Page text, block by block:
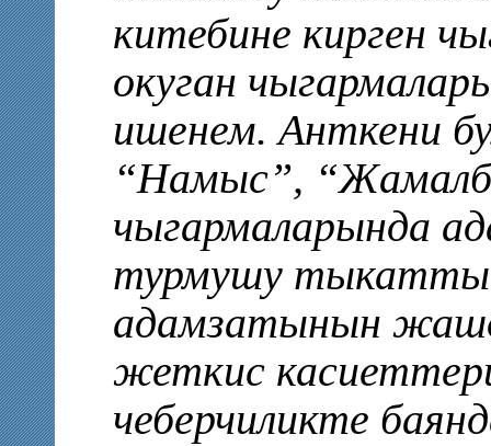
китебине кирген
окуган
ишенем. Анткени
“Намыс”,
чыгармаларында
турмушу
адамзатынын
жеткис
чеберчиликте